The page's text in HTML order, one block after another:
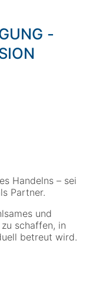
-
Handelns – sei
Partner.
und
schaffen, in
betreut wird.